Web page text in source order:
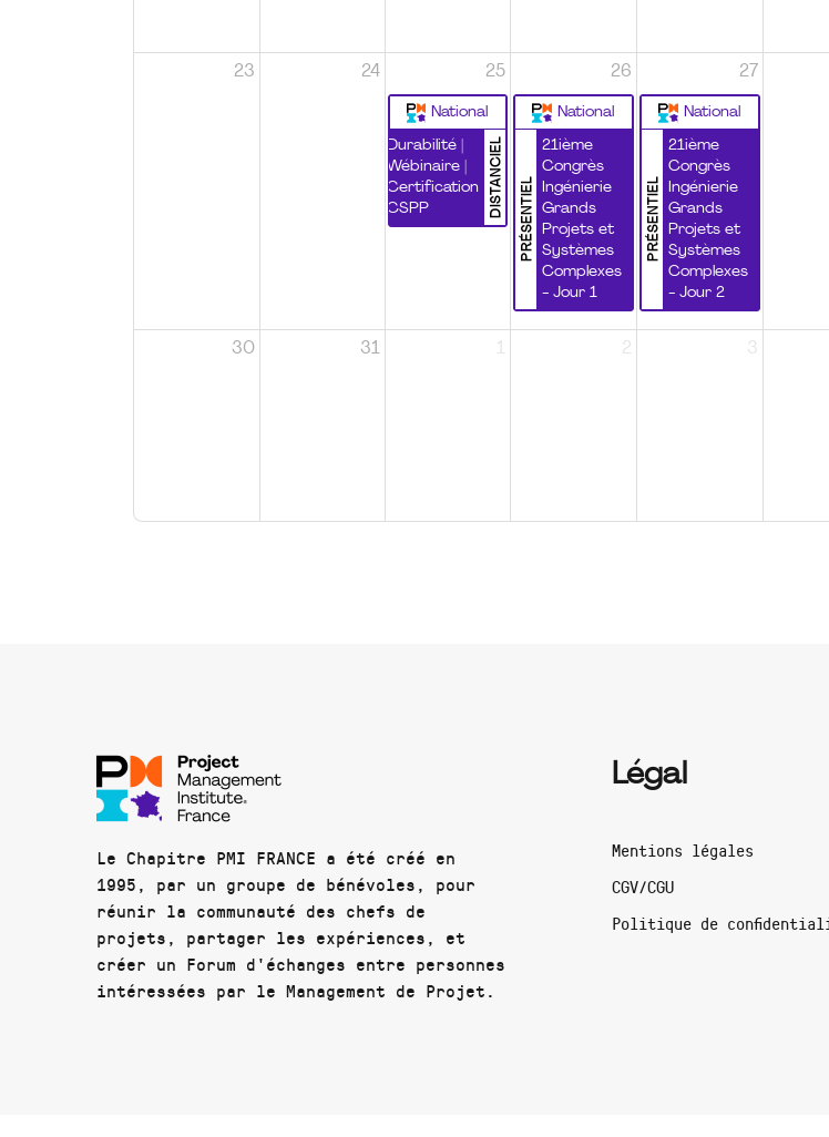
23 24 25
National
DISTANCIEL
Durabilité |
Wébinaire |
Certification
CSPP
26
National
PRÉSENTIEL
21ième
Congrès
Ingénierie
Grands
Projets et
Systèmes
Complexes
- Jour 1
27
National
PRÉSENTIEL
21ième
Congrès
Ingénierie
Grands
Projets et
Systèmes
Complexes
- Jour 2
30 31 1 2 3
Le Chapitre PMI FRANCE a été créé en
1995, par un groupe de bénévoles, pour
réunir la communauté des chefs de
projets, partager les expériences, et
créer un Forum d'échanges entre personnes
intéressées par le Management de Projet.
Légal
Mentions légales
CGV/CGU
Politique de